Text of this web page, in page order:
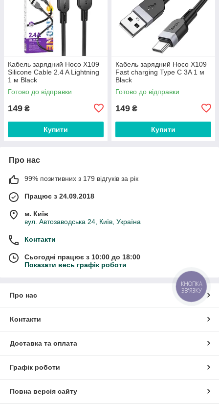
Кабель зарядний Hoco X109
Silicone Cable 2.4 A Lightning
1 м Black
Готово до відправки
149 ₴
Купити
Кабель зарядний Hoco X109
Fast charging Type C 3A 1 м
Black
Готово до відправки
149 ₴
Купити
Про нас
99% позитивних з 179 відгуків за рік
Працює з 24.09.2018
м. Київ
вул. Автозаводська 24, Київ, Україна
Контакти
Сьогодні працює з 10:00 до 18:00
Показати весь графік роботи
Про нас
Контакти
Доставка та оплата
Графік роботи
Повна версія сайту
КНОПКА
ЗВ'ЯЗКУ